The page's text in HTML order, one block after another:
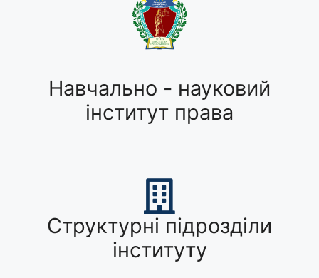
Навчально - науковий
інститут права
Структурні підрозділи
інституту